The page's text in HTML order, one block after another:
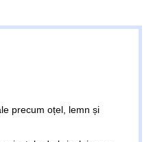
precum oțel, lemn și